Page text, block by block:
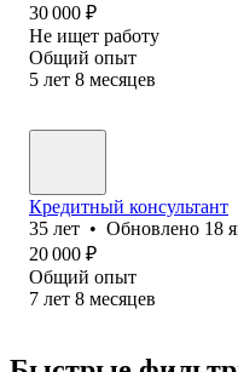
30 000 ₽
Не ищет работу
Общий опыт
5 лет 8 месяцев
Кредитный консультант
35 лет • Обновлено 18
20 000 ₽
Общий опыт
7 лет 8 месяцев